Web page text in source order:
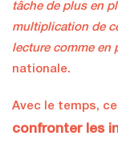
tâche de plus en
multiplication de
lecture comme en
nationale.
Avec le temps,
confronter les